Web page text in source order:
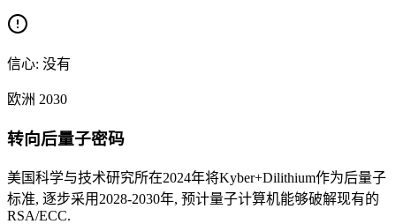
信心: 没有
欧洲 2030
转向后量子密码
美国科学与技术研究所在2024年将Kyber+Dilithium作为后量子
标准, 逐步采用2028-2030年, 预计量子计算机能够破解现有的
RSA/ECC.